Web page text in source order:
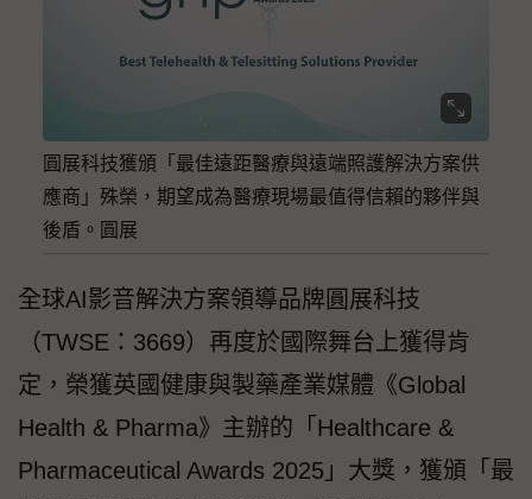
圓展科技獲頒「最佳遠距醫療與遠端照護解決方案供
應商」殊榮，期望成為醫療現場最值得信賴的夥伴與
後盾。圓展
全球AI影音解決方案領導品牌圓展科技
（TWSE：3669）再度於國際舞台上獲得肯
定，榮獲英國健康與製藥產業媒體《Global
Health & Pharma》主辦的「Healthcare &
Pharmaceutical Awards 2025」大獎，獲頒「最